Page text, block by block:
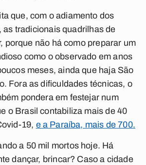
que, com o adiamento dos
as tradicionais quadrilhas de
porque não há como preparar um
como o observado em anos
meses, ainda que haja São
Fora as dificuldades técnicas, o
pondera em festejar num
o Brasil contabiliza mais de 40
19, e a Paraíba, mais de 700.
a 50 mil mortos hoje. Há
dançar, brincar? Caso a cidade